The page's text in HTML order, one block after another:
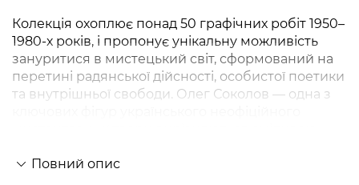
Колекція охоплює понад 50 графічних робіт 1950–
1980-х років, і пропонує унікальну можливість
зануритися в мистецький світ, сформований на
перетині радянської дійсності, особистої поетики
та внутрішньої свободи. Олег Соколов — одна з
кольором, а також прихованою критикою
Повний опис